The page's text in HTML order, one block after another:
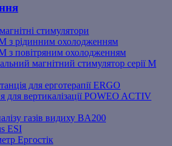
стимулятори
з рідинним охолодженням
з повітряним охолодженням
магнітний стимулятор серії M
для ерготерапії ERGO
для вертикалізації POWEO ACTIV
газів видиху BA200
ESI
Ергостік